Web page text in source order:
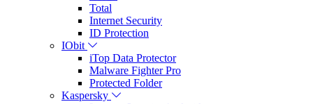
Total
Internet Security
ID Protection
IObit
iTop Data Protector
Malware Fighter Pro
Protected Folder
Kaspersky